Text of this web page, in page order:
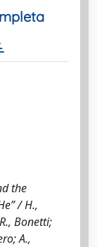
the
/ H.,
Bonetti;
A.,